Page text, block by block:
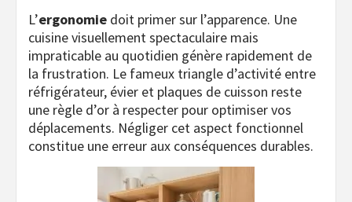
L’ergonomie doit primer sur l’apparence. Une
cuisine visuellement spectaculaire mais
impraticable au quotidien génère rapidement de
la frustration. Le fameux triangle d’activité entre
réfrigérateur, évier et plaques de cuisson reste
une règle d’or à respecter pour optimiser vos
déplacements. Négliger cet aspect fonctionnel
constitue une erreur aux conséquences durables.